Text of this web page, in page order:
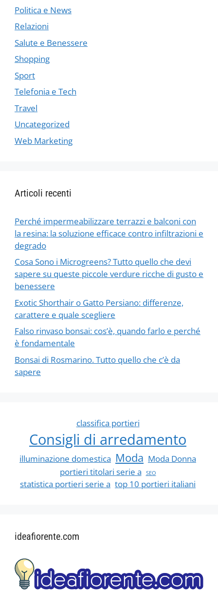
Politica e News
Relazioni
Salute e Benessere
Shopping
Sport
Telefonia e Tech
Travel
Uncategorized
Web Marketing
Articoli recenti
Perché impermeabilizzare terrazzi e balconi con
la resina: la soluzione efficace contro infiltrazioni e
degrado
Cosa Sono i Microgreens? Tutto quello che devi
sapere su queste piccole verdure ricche di gusto e
benessere
Exotic Shorthair o Gatto Persiano: differenze,
carattere e quale scegliere
Falso rinvaso bonsai: cos’è, quando farlo e perché
è fondamentale
Bonsai di Rosmarino. Tutto quello che c’è da
sapere
classifica portieri
Consigli di arredamento
illuminazione domestica Moda Moda Donna
portieri titolari serie a
SEO
statistica portieri serie a top 10 portieri italiani
ideafiorente.com